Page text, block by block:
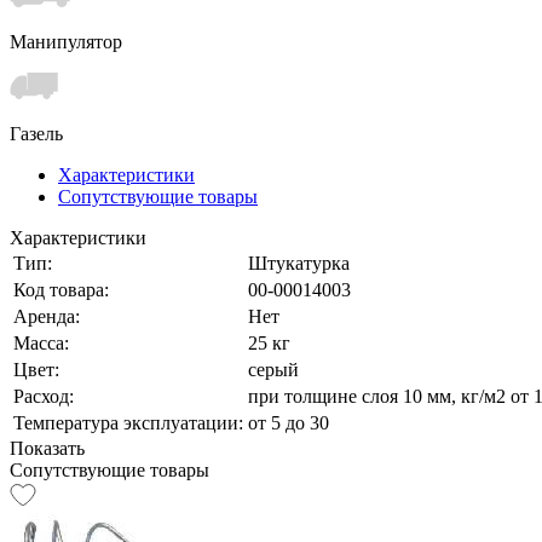
Манипулятор
Газель
Характеристики
Сопутствующие товары
Характеристики
Тип:
Штукатурка
Код товара:
00-00014003
Аренда:
Нет
Масса:
25 кг
Цвет:
серый
Расход:
при толщине слоя 10 мм, кг/м2 от
Температура эксплуатации: от 5 до 30
Показать
Сопутствующие товары